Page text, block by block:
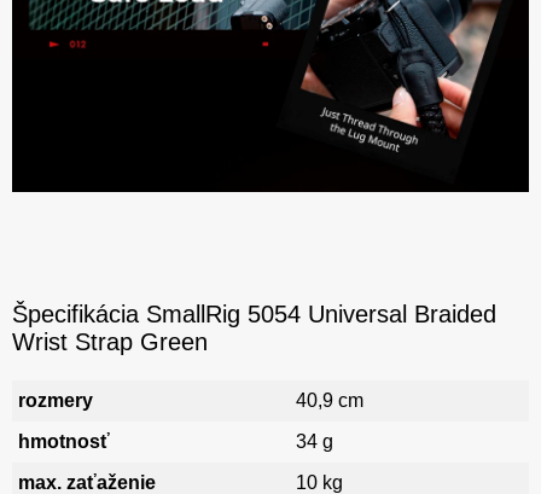
Špecifikácia SmallRig 5054 Universal Braided
Wrist Strap Green
rozmery
40,9 cm
hmotnosť
34 g
max. zaťaženie
10 kg